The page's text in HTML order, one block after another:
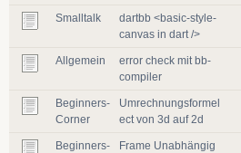
Smalltalk
dartbb <basic-style-
canvas in dart />
Allgemein
error check mit bb-
compiler
Beginners-
Corner
Umrechnungsformel
ect von 3d auf 2d
Beginners-
Frame Unabhängig